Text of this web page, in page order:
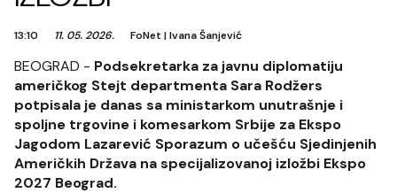
13:10 11. 05. 2026. FoNet |Ivana Šanjević
BEOGRAD - Podsekretarka za javnu diplomatiju
američkog Stejt departmenta Sara Rodžers
potpisala je danas sa ministarkom unutrašnje i
spoljne trgovine i komesarkom Srbije za Ekspo
Jagodom Lazarević Sporazum o učešću Sjedinjenih
Američkih Država na specijalizovanoj izložbi Ekspo
2027 Beograd.